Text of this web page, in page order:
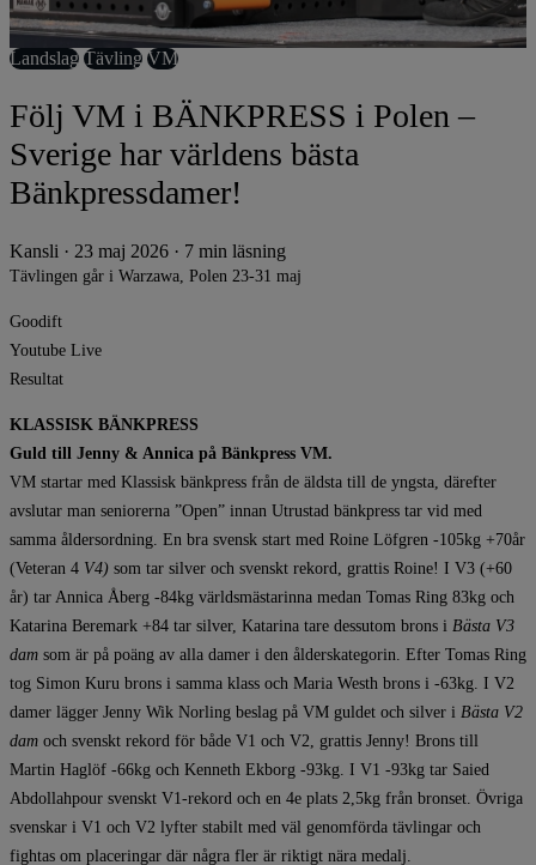
Landslag Tävling VM
Följ VM i BÄNKPRESS i Polen –
Sverige har världens bästa
Bänkpressdamer!
Kansli · 23 maj 2026 · 7 min läsning
Tävlingen går i Warzawa, Polen 23-31 maj
Goodift
Youtube Live
Resultat
KLASSISK BÄNKPRESS
Guld till Jenny & Annica på Bänkpress VM.
VM startar med Klassisk bänkpress från de äldsta till de yngsta, därefter
avslutar man seniorerna ”Open” innan Utrustad bänkpress tar vid med
samma åldersordning. En bra svensk start med Roine Löfgren -105kg +70år
(Veteran 4 V4) som tar silver och svenskt rekord, grattis Roine! I V3 (+60
år) tar Annica Åberg -84kg världsmästarinna medan Tomas Ring 83kg och
Katarina Beremark +84 tar silver, Katarina tare dessutom brons i Bästa V3
dam som är på poäng av alla damer i den ålderskategorin. Efter Tomas Ring
tog Simon Kuru brons i samma klass och Maria Westh brons i -63kg. I V2
damer lägger Jenny Wik Norling beslag på VM guldet och silver i Bästa V2
dam och svenskt rekord för både V1 och V2, grattis Jenny! Brons till
Martin Haglöf -66kg och Kenneth Ekborg -93kg. I V1 -93kg tar Saied
Abdollahpour svenskt V1-rekord och en 4e plats 2,5kg från bronset. Övriga
svenskar i V1 och V2 lyfter stabilt med väl genomförda tävlingar och
fightas om placeringar där några fler är riktigt nära medalj.